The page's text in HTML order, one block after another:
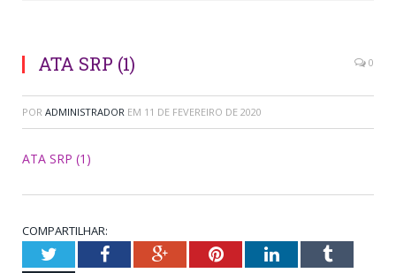
ATA SRP (1) 0
POR ADMINISTRADOR EM 11 DE FEVEREIRO DE 2020
ATA SRP (1)
COMPARTILHAR:
TwitterFacebookGoogle+PinterestLinkedInTumblr